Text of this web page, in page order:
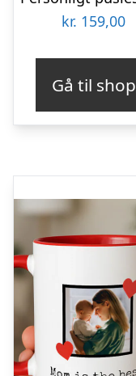
kr. 159,00
Gå til shop